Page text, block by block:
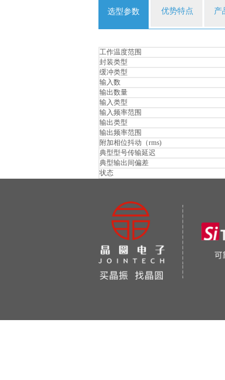
选型参数 优势特点 产
工作温度范围
封装类型
缓冲类型
输入数
输出数量
输入类型
输入频率范围
输出类型
输出频率范围
附加相位抖动（rms)
典型型号传输延迟
典型输出间偏差
状态